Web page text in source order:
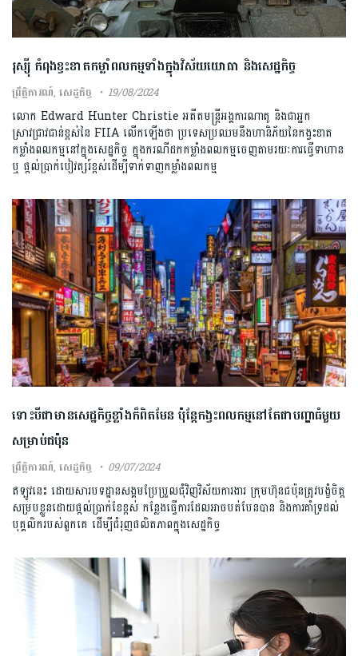
រុស្ស៊ី កំពុងខ្វះខាតកម្លាំពលកម្មទាំងក្នុងវិស័យយោធា និងសេដ្ឋកិច្ច
ព្រឹត្តិការណ៍,សេដ្ឋកិច្ច 19/08/2024
លោក Edward Hunter Christie អតីតមន្ត្រីអង្គការណាតូ និងជាអ្នក
ស្រាវជ្រាវជាន់ខ្ពស់នៃ FIIA លើកឡើងថា ប្រទេសប្រឈមនឹងហានិភ័យនៃកង្វះខាត
កម្លាំងពលកម្មនៅក្នុងសេដ្ឋកិច្ច ក្នុងករណីដកកម្លាំងពលកម្មចេញតាមរយៈការធ្វើទាហាន
ឬ ផ្តល់ប្រាក់បៀវត្សរ៍ខ្ពស់ដើម្បីទាក់ទាញកម្លាំងពលកម្ម
ទោះបីជាមានសេដ្ឋកិច្ចខ្លាំងក៏ពិតមែន ប៉ុន្តែកង្វះពលកម្មនៅតែជាបញ្ហាធំមួយ
សម្រាប់ជប៉ុន
ព្រឹត្តិការណ៍,សេដ្ឋកិច្ច 09/07/2024
ឥឡូវនេះ ដោយសារបទដ្ឋានសង្គមប្រែប្រួលជុំវិញវិស័យការងារ ក្រុមហ៊ុនជប៉ុនត្រូវបង្ខំចិត្ត
សម្របខ្លួនដោយផ្តល់ប្រាក់ខែខ្ពស់ កន្លែងធ្វើការដែលអាចបត់បែនបាន និងការគាំទ្រដល់
បុគ្គលិករបស់ពួកគេ ដើម្បីជំរុញផលិតភាពក្នុងសេដ្ឋកិច្ច